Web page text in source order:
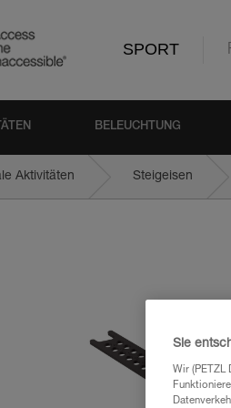
SPORT
BELEUCHTUNG
Aktivitäten Steigeisen
Sie
Wir (PETZL